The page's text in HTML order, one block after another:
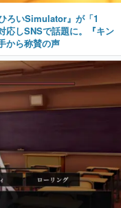
ろいSimulator』が「1
応しSNSで話題に。『キン
から称賛の声